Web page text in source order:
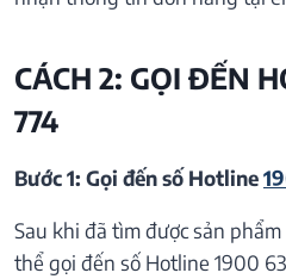
CÁCH 2: GỌI ĐẾN
774
Bước 1: Gọi đến số Hotline
Sau khi đã tìm được sản
thể gọi đến số Hotline 1900